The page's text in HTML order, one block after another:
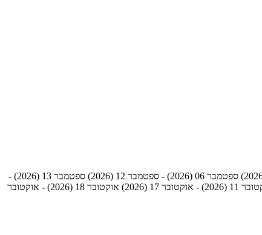
ספטמבר 06 (2026) - ספטמבר 12 (2026)
ספטמבר 13 (2026) -
- אוקטובר 17 (2026)
אוקטובר 18 (2026) - אוקטובר